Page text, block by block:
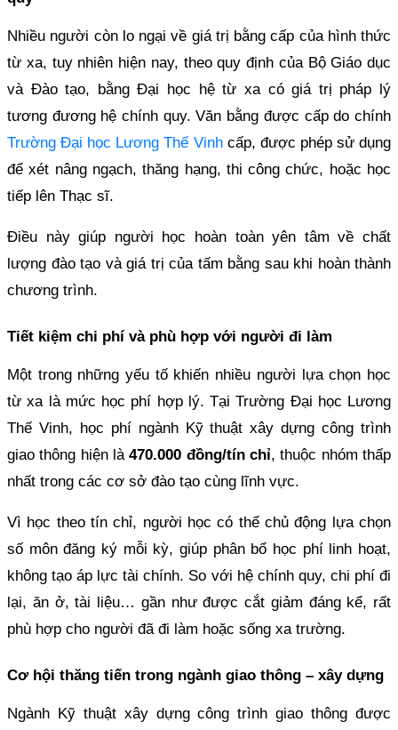
Nhiều người còn lo ngại về giá trị bằng cấp của hình thức
từ xa, tuy nhiên hiện nay, theo quy định của Bộ Giáo dục
và Đào tạo, bằng Đại học hệ từ xa có giá trị pháp lý
tương đương hệ chính quy. Văn bằng được cấp do chính
Trường Đại học Lương Thế Vinhcấp, được phép sử dụng
để xét nâng ngạch, thăng hạng, thi công chức, hoặc học
tiếp lên Thạc sĩ.
Điều này giúp người học hoàn toàn yên tâm về chất
lượng đào tạo và giá trị của tấm bằng sau khi hoàn thành
chương trình.
Tiết kiệm chi phí và phù hợp với người đi làm
Một trong những yếu tố khiến nhiều người lựa chọn học
từ xa là mức học phí hợp lý. Tại Trường Đại học Lương
Thế Vinh, học phí ngành Kỹ thuật xây dựng công trình
giao thông hiện là470.000 đồng/tín chỉ, thuộc nhóm thấp
nhất trong các cơ sở đào tạo cùng lĩnh vực.
Vì học theo tín chỉ, người học có thể chủ động lựa chọn
số môn đăng ký mỗi kỳ, giúp phân bổ học phí linh hoạt,
không tạo áp lực tài chính. So với hệ chính quy, chi phí đi
lại, ăn ở, tài liệu… gần như được cắt giảm đáng kể, rất
phù hợp cho người đã đi làm hoặc sống xa trường.
Cơ hội thăng tiến trong ngành giao thông – xây dựng
Ngành Kỹ thuật xây dựng công trình giao thông được